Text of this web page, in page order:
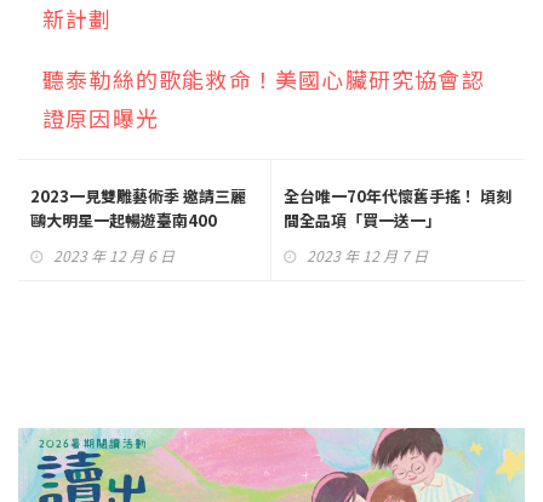
新計劃
聽泰勒絲的歌能救命！美國心臟研究協會認
證原因曝光
2023一見雙雕藝術季 邀請三麗
鷗大明星一起暢遊臺南400
2023 年 12 月 6 日
全台唯一70年代懷舊手搖！ 頃刻
間全品項「買一送一」
2023 年 12 月 7 日